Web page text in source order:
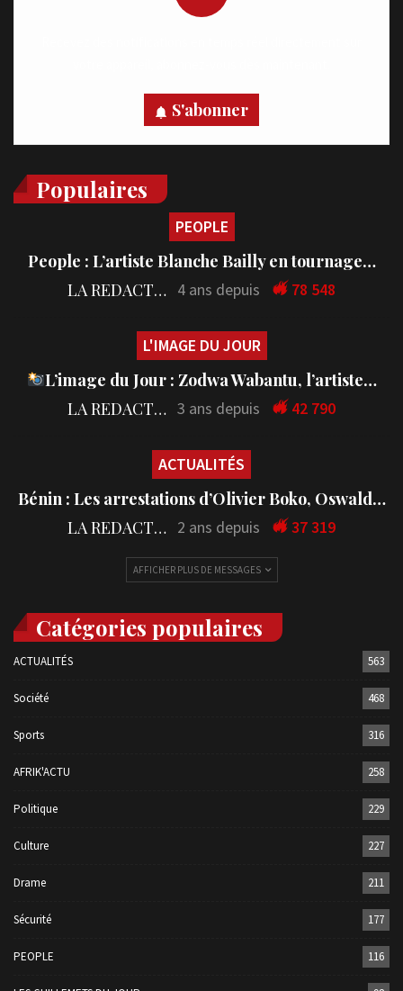
S'abonner
Populaires
PEOPLE
People : L’artiste Blanche Bailly en tournage…
LA REDACTION 4 ans depuis 78 548
L'IMAGE DU JOUR
L’image du Jour : Zodwa Wabantu, l’artiste…
LA REDACTION 3 ans depuis 42 790
ACTUALITÉS
Bénin : Les arrestations d’Olivier Boko, Oswald…
LA REDACTION 2 ans depuis 37 319
AFFICHER PLUS DE MESSAGES
Catégories populaires
ACTUALITÉS 563
Société 468
Sports 316
AFRIK'ACTU 258
Politique 229
Culture 227
Drame 211
Sécurité 177
PEOPLE 116